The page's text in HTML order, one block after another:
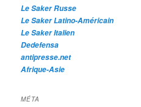
Le Saker Russe
Le Saker Latino-Américain
Le Saker Italien
Dedefensa
antipresse.net
Afrique-Asie
MÉTA